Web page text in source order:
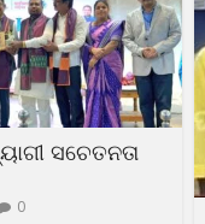
ସଚେତନତା
0